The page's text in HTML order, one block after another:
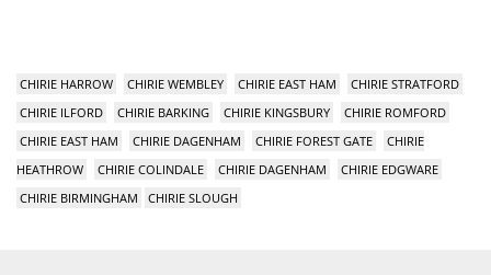
CHIRIE HARROW CHIRIE WEMBLEY CHIRIE EAST HAM
CHIRIE STRATFORD
CHIRIE ILFORD
CHIRIE BARKING CHIRIE KINGSBURY
CHIRIE ROMFORD
CHIRIE EAST HAM
CHIRIE DAGENHAM CHIRIE FOREST GATE
CHIRIE
HEATHROW
CHIRIE COLINDALE CHIRIE DAGENHAM
CHIRIE EDGWARE
CHIRIE BIRMINGHAM
CHIRIE SLOUGH